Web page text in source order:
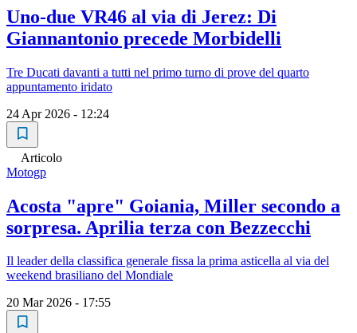
Uno-due VR46 al via di Jerez: Di
Giannantonio precede Morbidelli
Tre Ducati davanti a tutti nel primo turno di prove del quarto
appuntamento iridato
24 Apr 2026 - 12:24
Articolo
Motogp
Acosta "apre" Goiania, Miller secondo a
sorpresa. Aprilia terza con Bezzecchi
Il leader della classifica generale fissa la prima asticella al via del
weekend brasiliano del Mondiale
20 Mar 2026 - 17:55